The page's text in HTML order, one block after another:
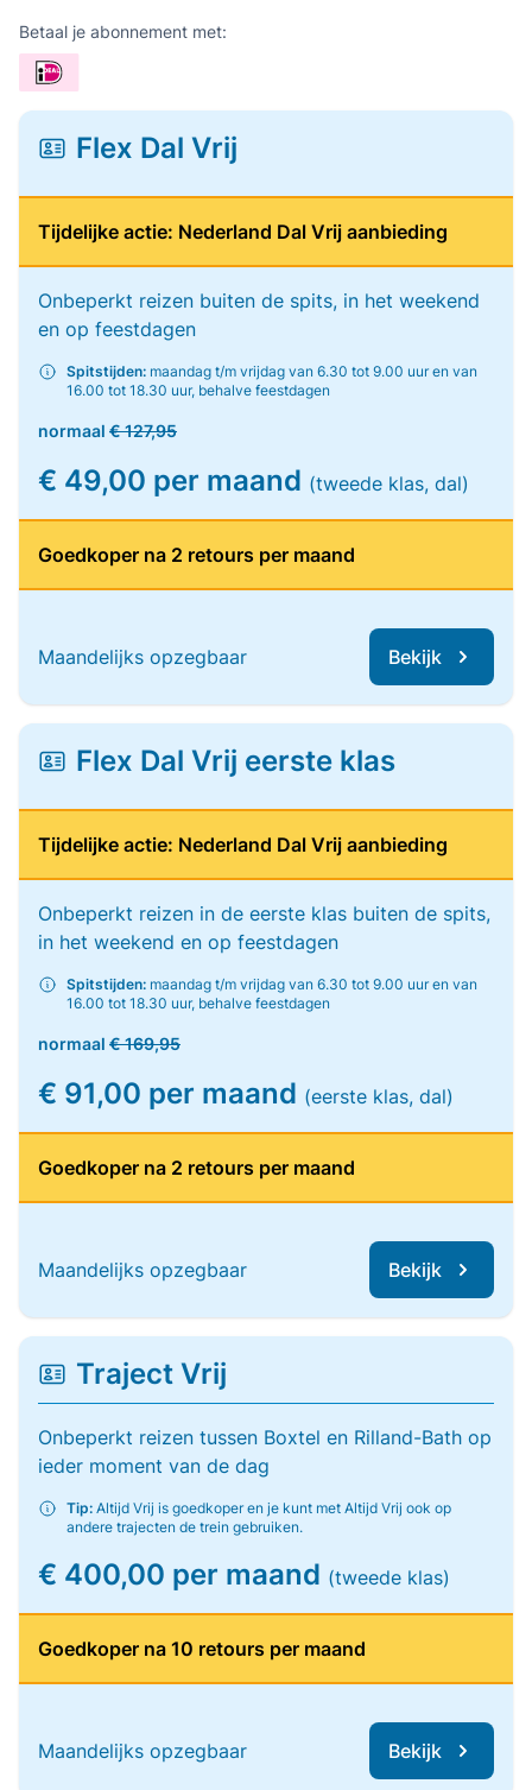
Betaal je abonnement met:
Flex Dal Vrij
Tijdelijke actie: Nederland Dal Vrij aanbieding
Onbeperkt reizen buiten de spits, in het weekend
en op feestdagen
Spitstijden: maandag t/m vrijdag van 6.30 tot 9.00 uur en van
16.00 tot 18.30 uur, behalve feestdagen
normaal € 127,95
€ 49,00 per maand (tweede klas, dal)
Goedkoper na 2 retours per maand
Maandelijks opzegbaar Bekijk
Flex Dal Vrij eerste klas
Tijdelijke actie: Nederland Dal Vrij aanbieding
Onbeperkt reizen in de eerste klas buiten de spits,
in het weekend en op feestdagen
Spitstijden: maandag t/m vrijdag van 6.30 tot 9.00 uur en van
16.00 tot 18.30 uur, behalve feestdagen
normaal € 169,95
€ 91,00 per maand (eerste klas, dal)
Goedkoper na 2 retours per maand
Maandelijks opzegbaar Bekijk
Traject Vrij
Onbeperkt reizen tussen Boxtel en Rilland-Bath op
ieder moment van de dag
Tip: Altijd Vrij is goedkoper en je kunt met Altijd Vrij ook op
andere trajecten de trein gebruiken.
€ 400,00 per maand (tweede klas)
Goedkoper na 10 retours per maand
Maandelijks opzegbaar Bekijk